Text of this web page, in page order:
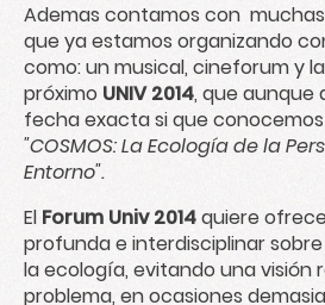
Ademas contamos con
que ya estamos organizando
como: un musical, cineforum y
próximo UNIV 2014, que aunque
fecha exacta si que
"COSMOS: La Ecología de la
Entorno".
El Forum Univ 2014quiere
profunda e interdisciplinar
la ecología, evitando una visión
problema, en ocasiones